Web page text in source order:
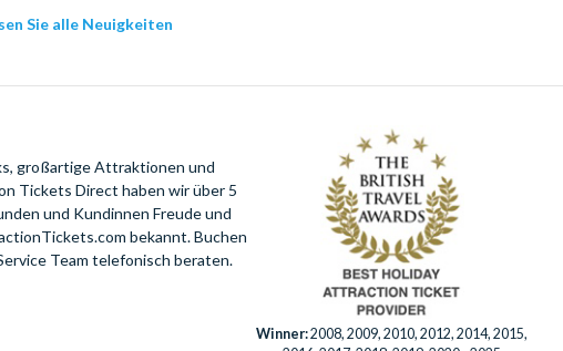
Sie alle Neuigkeiten
großartige Attraktionen und
Tickets Direct haben wir über 5
und Kundinnen Freude und
bekannt. Buchen
Team telefonisch beraten.
Winner:2008, 2009, 2010, 2012, 2014, 2015,